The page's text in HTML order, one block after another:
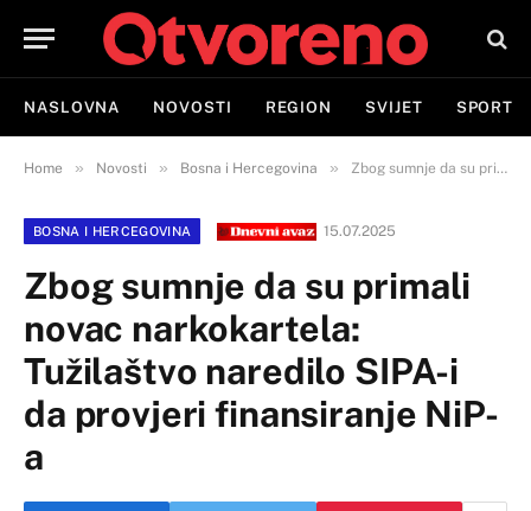
NASLOVNA NOVOSTI REGION SVIJET SPORT
Home » Novosti » Bosna i Hercegovina » Zbog sumnje da su primali novac narkokartela: Tužilaštvo naredilo SIPA-i da provjeri finansiranje NiP-a
BOSNA I HERCEGOVINA 15.07.2025
Zbog sumnje da su primali
novac narkokartela:
Tužilaštvo naredilo SIPA-i
da provjeri finansiranje NiP-
a